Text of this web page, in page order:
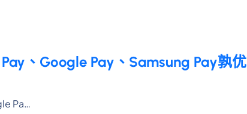
、Google Pay、Samsung Pay孰优
Pa…